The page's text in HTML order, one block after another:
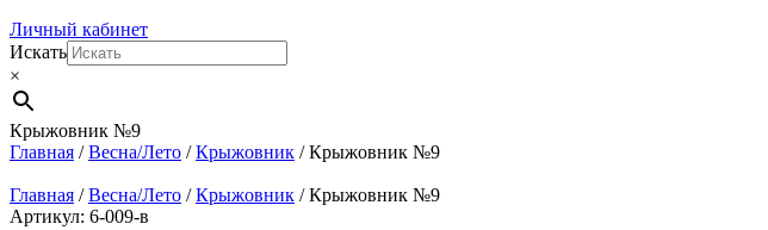
Личный кабинет
Искать
×
Крыжовник №9
Главная /Весна/Лето /Крыжовник / Крыжовник №9
Главная /Весна/Лето /Крыжовник / Крыжовник №9
Артикул: 6-009-в